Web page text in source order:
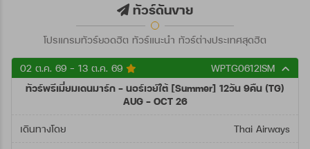
ถึงวันที่
ค้นหา
ทัวร์ดันขาย
โปรแกรมทัวร์ยอดฮิต ทัวร์แนะนำ ทัวร์ต่างประเทศสุดฮิต
02 ต.ค. 69 - 13 ต.ค. 69
WPTG0612ISM
ทัวร์พรีเมี่ยมเดนมาร์ก - นอร์เวย์ใต้ [Summer] 12วัน 9คืน (TG)
AUG - OCT 26
เดินทางโดย Thai Airways